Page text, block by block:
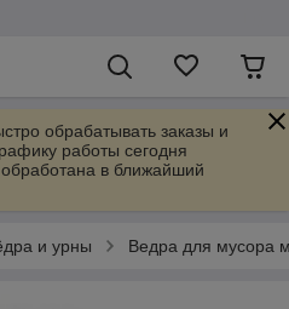
обрабатывать заказы и
работы сегодня
в ближайший
и урны Ведра для мусора